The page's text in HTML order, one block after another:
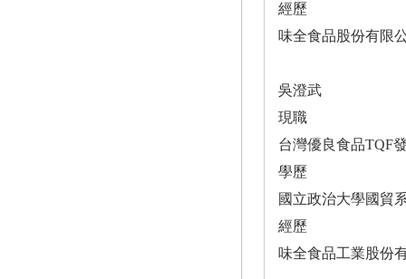
經歷
味全食品股份有限
吳澄武
現職
台灣優良食品TQF
學歷
國立政治大學國貿
經歷
味全食品工業股份